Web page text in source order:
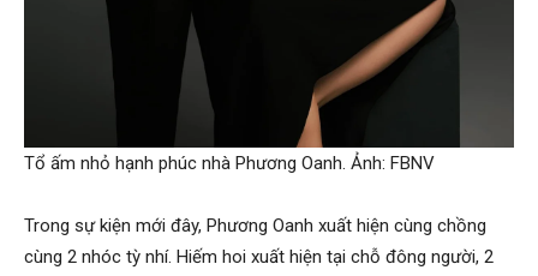
Tổ ấm nhỏ hạnh phúc nhà Phương Oanh. Ảnh: FBNV
Trong sự kiện mới đây, Phương Oanh xuất hiện cùng chồng
cùng 2 nhóc tỳ nhí. Hiếm hoi xuất hiện tại chỗ đông người, 2